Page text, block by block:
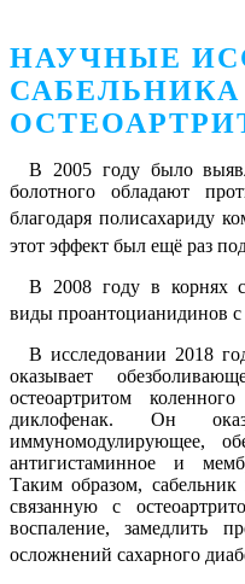
НАУЧНЫЕ
САБЕЛЬНИКА
В 2005 году было
болотного обладают
благодаря полисахариду
этот эффект был ещё раз
В 2008 году в корнях
виды проантоцианидинов
В исследовании 2018
оказывает
остеоартритом
диклофенак. Он
иммуномодулирующее,
антигистаминное и
Таким образом,
связанную с
воспаление, замедлить
осложнений сахарного